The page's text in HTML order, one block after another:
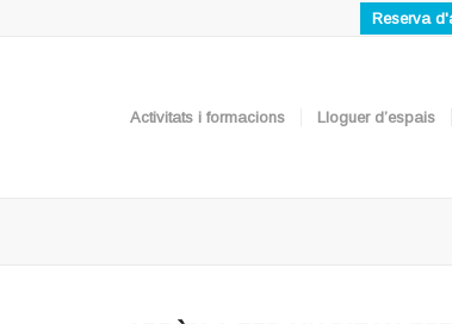
Reserva
Activitats i formacions Lloguer d’espais